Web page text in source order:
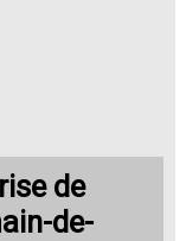
de
de-